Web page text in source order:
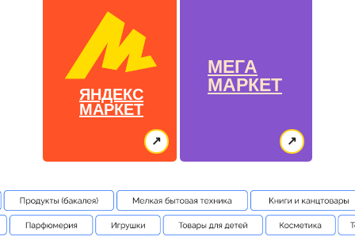
ЯНДЕКС
МАРКЕТ
↗
МЕГА
МАРКЕТ
↗